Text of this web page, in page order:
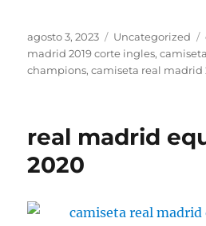
Publicado
el
agosto 3, 2023 Categorías
Uncategorized
madrid 2019 corte ingles,
champions,camiseta real madrid
real madrid
2020